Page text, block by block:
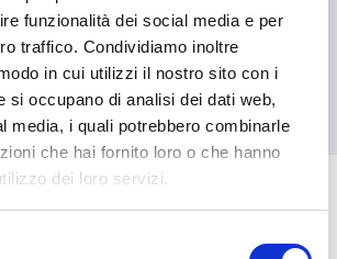
funzionalità dei social media e per
traffico. Condividiamo inoltre
in cui utilizzi il nostro sito con i
si occupano di analisi dei dati web,
media, i quali potrebbero combinarle
che hai fornito loro o che hanno
dei loro servizi.